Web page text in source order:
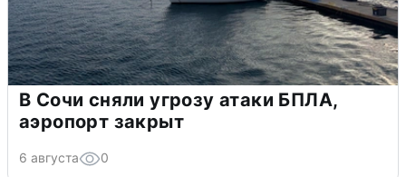
В Сочи сняли угрозу атаки БПЛА,
аэропорт закрыт
6 августа 0